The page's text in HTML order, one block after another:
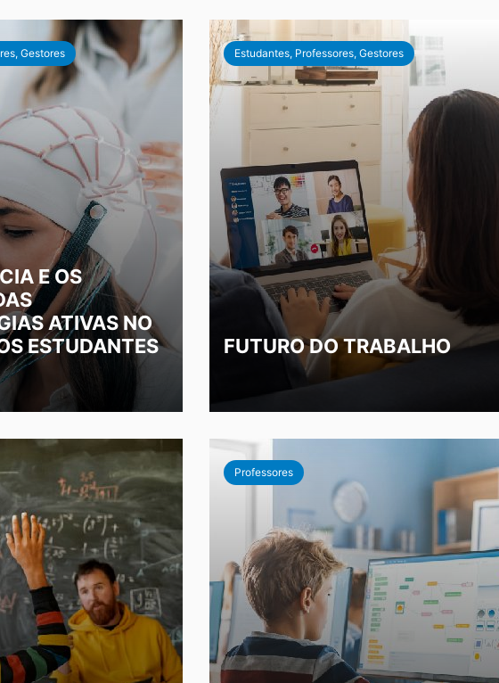
Gestores
E OS
ATIVAS NO
ESTUDANTES
Estudantes, Professores, Gestores
FUTURO DO TRABALHO
Professores